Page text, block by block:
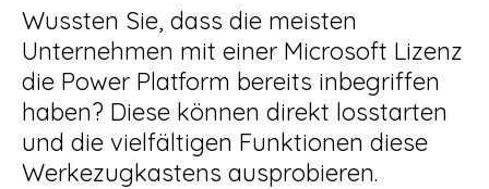
Wussten Sie, dass die meisten
Unternehmen mit einer Microsoft Lizenz
die Power Platform bereits inbegriffen
haben? Diese können direkt losstarten
und die vielfältigen Funktionen diese
Werkezugkastens ausprobieren.